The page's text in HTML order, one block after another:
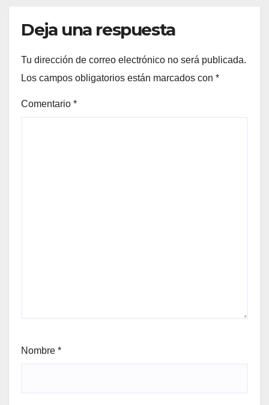
Deja una respuesta
Tu dirección de correo electrónico no será publicada.
Los campos obligatorios están marcados con *
Comentario *
Nombre *